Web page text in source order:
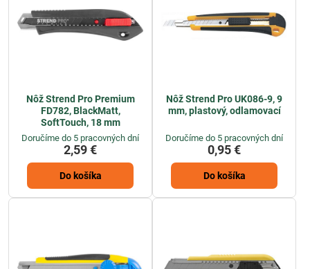
Nôž Strend Pro Premium
FD782, BlackMatt,
SoftTouch, 18 mm
Doručíme do 5 pracovných dní
2,59 €
Do košíka
Nôž Strend Pro UK086-9, 9
mm, plastový, odlamovací
Doručíme do 5 pracovných dní
0,95 €
Do košíka